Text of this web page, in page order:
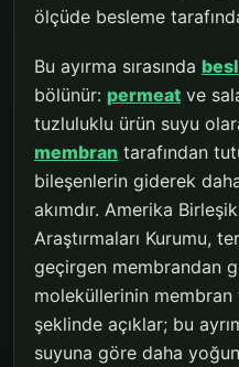
ölçüde besleme
Bu ayırma sırasında
bölünür: permeat ve
tuzluluklu ürün suyu
membran tarafından
bileşenlerin giderek
akımdır. Amerika
Araştırmaları Kurumu,
geçirgen membrandan
moleküllerinin membran
şeklinde açıklar; bu
suyuna göre daha